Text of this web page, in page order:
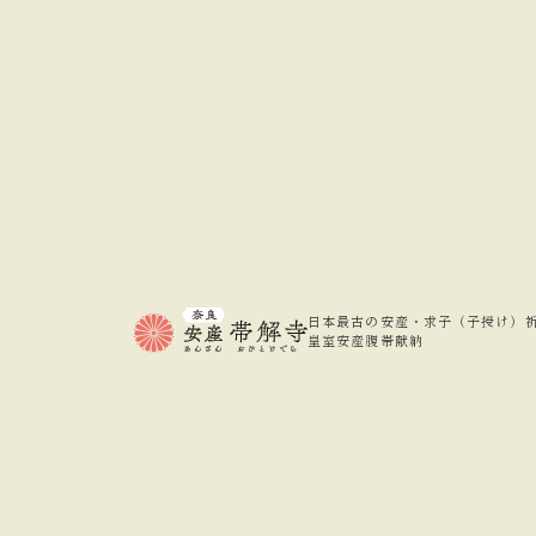
日本最古の安産・ 求子（子授け）
皇室安産腹帯献納